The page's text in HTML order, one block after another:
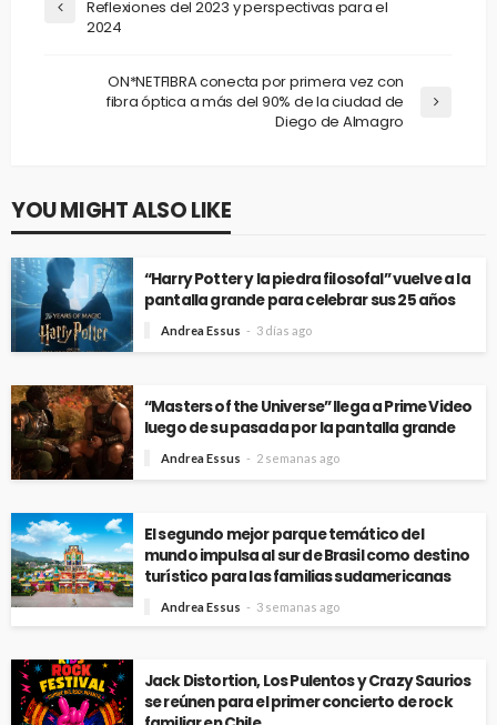
Reflexiones del 2023 y perspectivas para el
2024
ON*NETFIBRA conecta por primera vez con
fibra óptica a más del 90% de la ciudad de
Diego de Almagro
YOU MIGHT ALSO LIKE
“Harry Potter y la piedra filosofal” vuelve a la
pantalla grande para celebrar sus 25 años
Andrea Essus 3 días ago
“Masters of the Universe” llega a Prime Video
luego de su pasada por la pantalla grande
Andrea Essus 2 semanas ago
El segundo mejor parque temático del
mundo impulsa al sur de Brasil como destino
turístico para las familias sudamericanas
Andrea Essus 3 semanas ago
Jack Distortion, Los Pulentos y Crazy Saurios
se reúnen para el primer concierto de rock